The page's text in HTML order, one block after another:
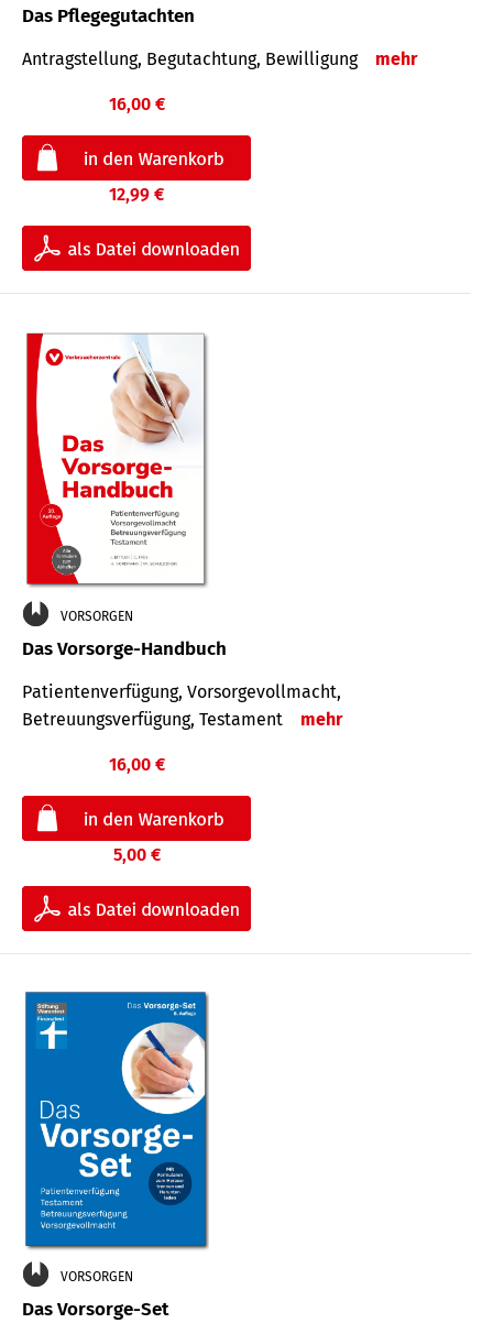
Das Pflegegutachten
Antragstellung, Begutachtung, Bewilligung mehr
16,00 €
12,99 €
VORSORGEN
Das Vorsorge-Handbuch
Patientenverfügung, Vorsorgevollmacht,
Betreuungsverfügung, Testament
mehr
16,00 €
5,00 €
VORSORGEN
Das Vorsorge-Set